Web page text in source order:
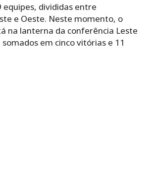
equipes, divididas entre
e Oeste. Neste momento, o
na lanterna da conferência Leste
em cinco vitórias e 11